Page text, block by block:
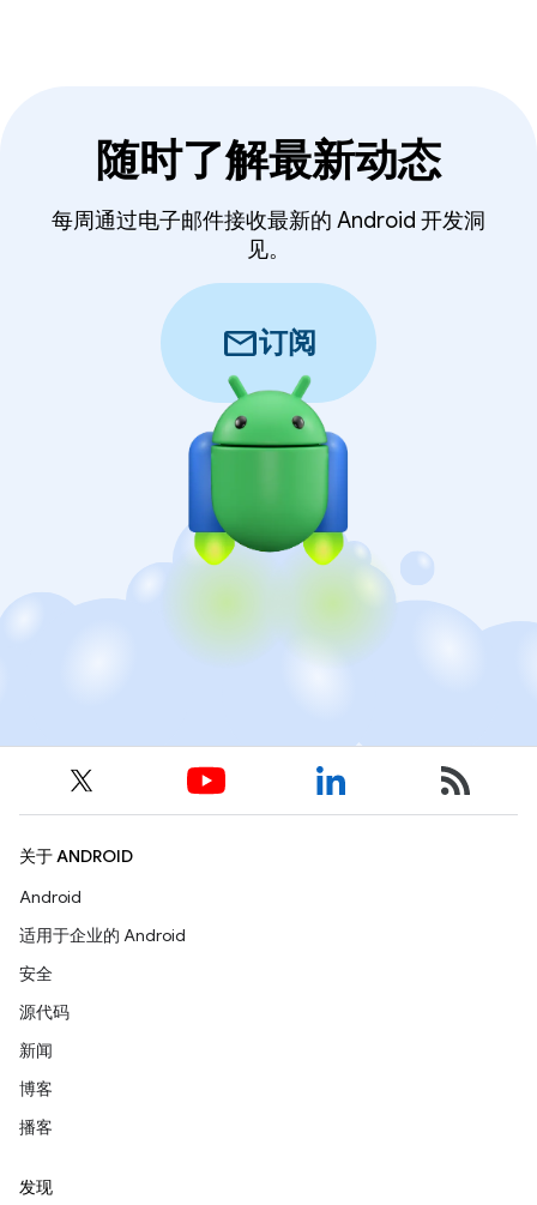
随时了解最新动态
每周通过电子邮件接收最新的 Android 开发洞
见。
mail订阅
关于 ANDROID
Android
适用于企业的 Android
安全
源代码
新闻
博客
播客
发现